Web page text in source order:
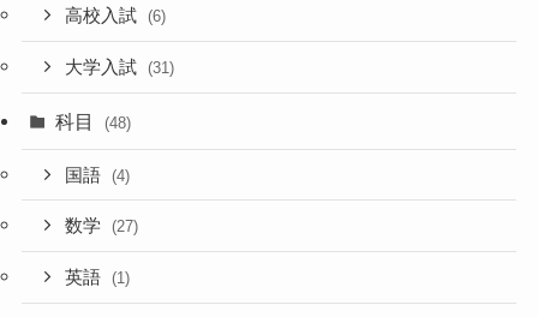
高校入試 (6)
大学入試 (31)
科目 (48)
国語 (4)
数学 (27)
英語 (1)